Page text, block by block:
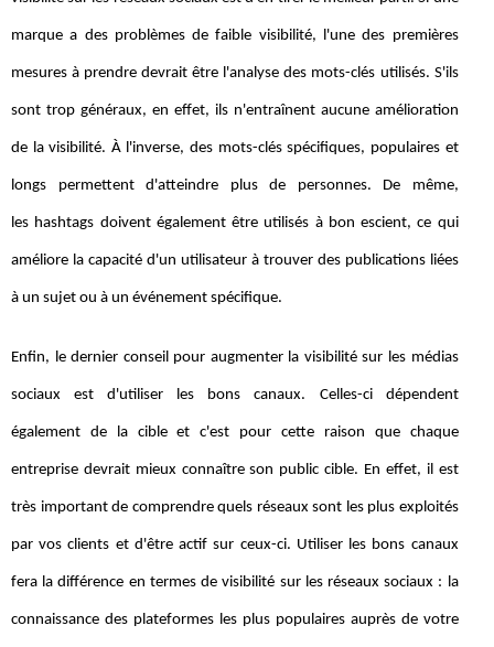
marque a des problèmes de faible visibilité, l'une des premières
mesures à prendre devrait être l'analyse des mots-clés utilisés. S'ils
sont trop généraux, en effet, ils n'entraînent aucune amélioration
de la visibilité. À l'inverse, des mots-clés spécifiques, populaires et
longs permettent d'atteindre plus de personnes. De même,
les hashtags doivent également être utilisés à bon escient, ce qui
améliore la capacité d'un utilisateur à trouver des publications liées
à un sujet ou à un événement spécifique.
Enfin, le dernier conseil pour augmenter la visibilité sur les médias
sociaux est d'utiliser les bons canaux. Celles-ci dépendent
également de la cible et c'est pour cette raison que chaque
entreprise devrait mieux connaître son public cible. En effet, il est
très important de comprendre quels réseaux sont les plus exploités
par vos clients et d'être actif sur ceux-ci. Utiliser les bons canaux
fera la différence en termes de visibilité sur les réseaux sociaux : la
connaissance des plateformes les plus populaires auprès de votre